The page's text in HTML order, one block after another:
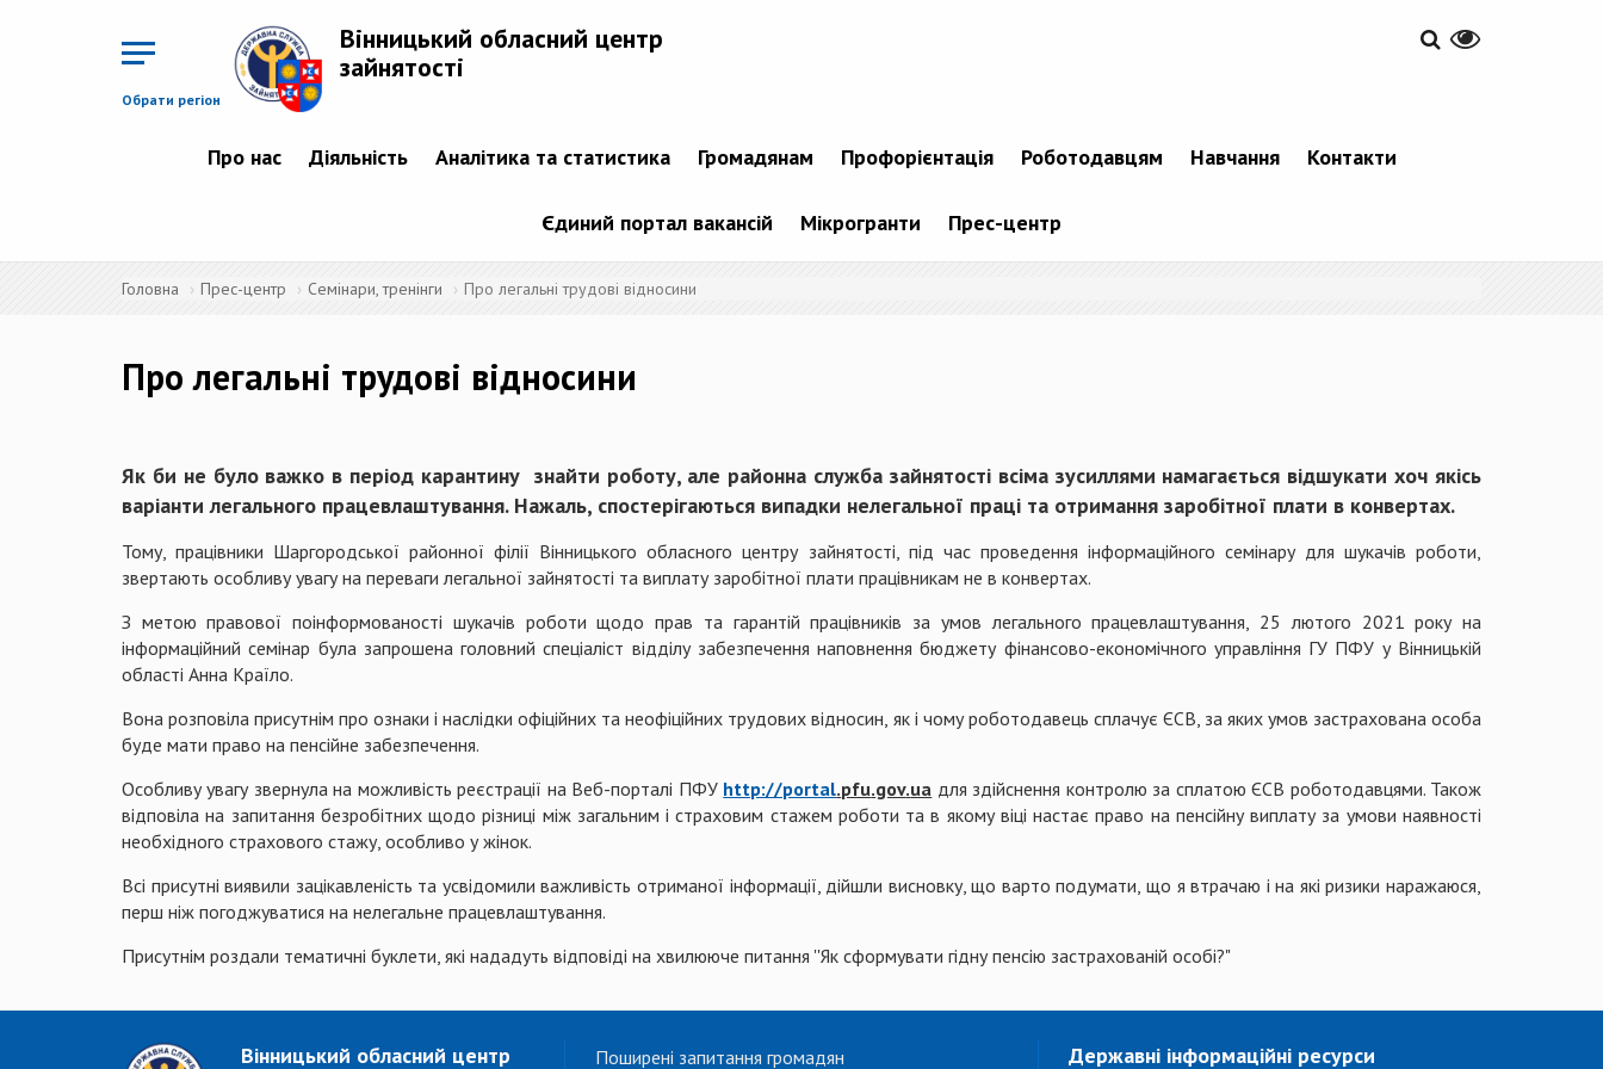
Обрати регіон
Вінницький обласний центр
зайнятості
Про нас Діяльність Аналітика та статистика Громадянам Профорієнтація Роботодавцям Навчання Контакти
Єдиний портал вакансій Мікрогранти Прес-центр
Головна Прес-центр Семінари, тренінги Про легальні трудові відносини
Про легальні трудові відносини
Як би не було важко в період карантину знайти роботу, але районна служба зайнятості всіма зусиллями намагається відшукати хоч якісь
варіанти легального працевлаштування. Нажаль, спостерігаються випадки нелегальної праці та отримання заробітної плати в конвертах.
Тому, працівники Шаргородської районної філії Вінницького обласного центру зайнятості, під час проведення інформаційного семінару для шукачів роботи,
звертають особливу увагу на переваги легальної зайнятості та виплату заробітної плати працівникам не в конвертах.
З метою правової поінформованості шукачів роботи щодо прав та гарантій працівників за умов легального працевлаштування, 25 лютого 2021 року на
інформаційний семінар була запрошена головний спеціаліст відділу забезпечення наповнення бюджету фінансово-економічного управління ГУ ПФУ у Вінницькій
області Анна Країло.
Вона розповіла присутнім про ознаки і наслідки офіційних та неофіційних трудових відносин, як і чому роботодавець сплачує ЄСВ, за яких умов застрахована особа
буде мати право на пенсійне забезпечення.
Особливу увагу звернула на можливість реєстрації на Веб-порталі ПФУ http://portal.pfu.gov.ua для здійснення контролю за сплатою ЄСВ роботодавцями. Також
відповіла на запитання безробітних щодо різниці між загальним і страховим стажем роботи та в якому віці настає право на пенсійну виплату за умови наявності
необхідного страхового стажу, особливо у жінок.
Всі присутні виявили зацікавленість та усвідомили важливість отриманої інформації, дійшли висновку, що варто подумати, що я втрачаю і на які ризики наражаюся,
перш ніж погоджуватися на нелегальне працевлаштування.
Присутнім роздали тематичні буклети, які нададуть відповіді на хвилююче питання ''Як сформувати гідну пенсію застрахованій особі?"
Вінницький обласний центр Поширені запитання громадян Державні інформаційні ресурси